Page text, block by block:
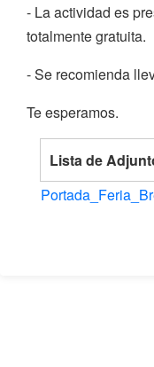
- La actividad es
totalmente gratuita.
- Se recomienda
Te esperamos.
Lista de